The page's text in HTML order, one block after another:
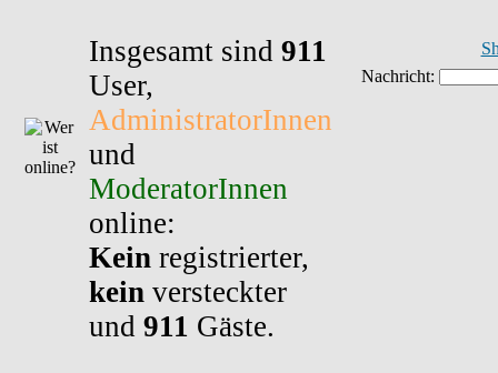
Insgesamt sind 911
User,
AdministratorInnen
und
ModeratorInnen
online:
Kein registrierter,
kein versteckter
und 911 Gäste.